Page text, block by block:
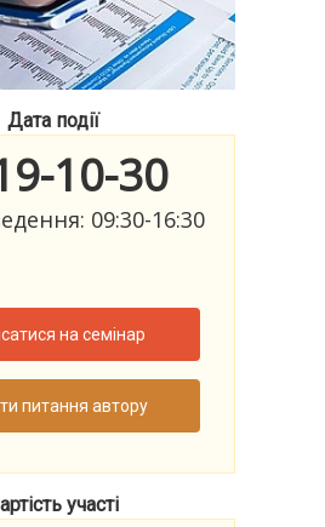
Дата події
10-30
09:30-16:30
на семінар
питання автору
участі